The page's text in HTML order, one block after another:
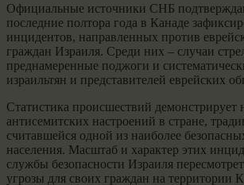
Официальные источники СНБ
последние полтора года в Канаде
инцидентов, направленных против
граждан Израиля. Среди них – случаи
преднамеренные поджоги и
израильтян и представителей еврейских
Статистика происшествий демонстрирует
антисемитских настроений в стране,
считавшейся одной из наиболее
населения. Масштаб и характер этих
службы безопасности Израиля
угрозы для своих граждан на территории